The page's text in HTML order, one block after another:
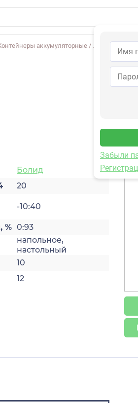
Забыли
аккумуляторные / АК - 2
Болид
20
-10:40
% 0:93
напольное,
настольный
10
12